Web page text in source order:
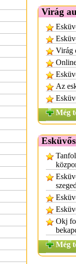
Virág
Virág
Az
Még
Okj
Még